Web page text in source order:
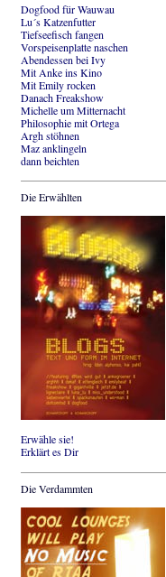
Dogfood für Wauwau
Lu´s Katzenfutter
Tiefseefisch fangen
Vorspeisenplatte naschen
Abendessen bei Ivy
Mit Anke ins Kino
Mit Emily rocken
Danach Freakshow
Michelle um Mitternacht
Philosophie mit Ortega
Argh stöhnen
Maz anklingeln
dann beichten
Die Erwählten
Erwähle sie!
Erklärt es Dir
Die Verdammten